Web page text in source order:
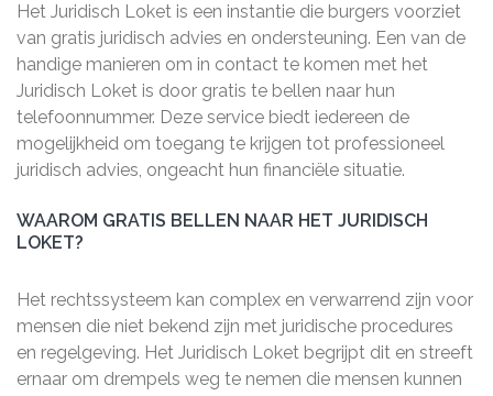
Het Juridisch Loket is een instantie die burgers voorziet
van gratis juridisch advies en ondersteuning. Een van de
handige manieren om in contact te komen met het
Juridisch Loket is door gratis te bellen naar hun
telefoonnummer. Deze service biedt iedereen de
mogelijkheid om toegang te krijgen tot professioneel
juridisch advies, ongeacht hun financiële situatie.
WAAROM GRATIS BELLEN NAAR HET JURIDISCH
LOKET?
Het rechtssysteem kan complex en verwarrend zijn voor
mensen die niet bekend zijn met juridische procedures
en regelgeving. Het Juridisch Loket begrijpt dit en streeft
ernaar om drempels weg te nemen die mensen kunnen